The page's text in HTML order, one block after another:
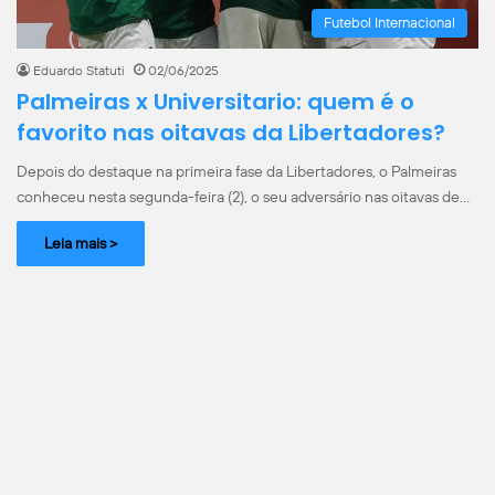
Futebol Internacional
Eduardo Statuti 02/06/2025
Palmeiras x Universitario: quem é o
favorito nas oitavas da Libertadores?
Depois do destaque na primeira fase da Libertadores, o Palmeiras
conheceu nesta segunda-feira (2), o seu adversário nas oitavas de…
Leia mais >